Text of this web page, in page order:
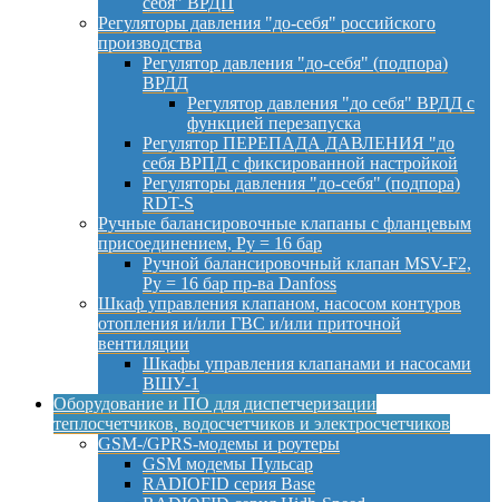
Регуляторы давления "до-себя" российского
производства
Регулятор давления "до-себя" (подпора)
ВРДД
Регулятор давления "до себя" ВРДД с
функцией перезапуска
Регулятор ПЕРЕПАДА ДАВЛЕНИЯ "до
себя ВРПД с фиксированной настройкой
Регуляторы давления "до-себя" (подпора)
RDT-S
Ручные балансировочные клапаны с фланцевым
присоединением, Py = 16 бар
Ручной балансировочный клапан MSV-F2,
Py = 16 бар пр-ва Danfoss
Шкаф управления клапаном, насосом контуров
отопления и/или ГВС и/или приточной
вентиляции
Шкафы управления клапанами и насосами
ВШУ-1
Оборудование и ПО для диспетчеризации
теплосчетчиков, водосчетчиков и электросчетчиков
GSM-/GPRS-модемы и роутеры
GSM модемы Пульсар
RADIOFID серия Base